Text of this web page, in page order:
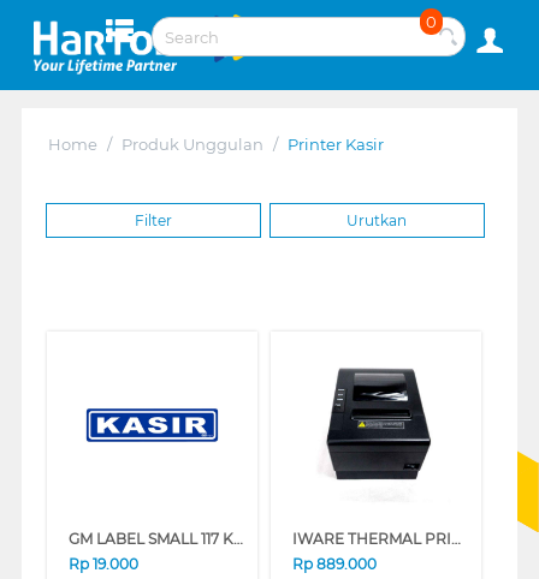
0
Home / Produk Unggulan / Printer Kasir
Filter Urutkan
GM LABEL SMALL 117 KASIR KASIR
Rp 19.000
IWARE THERMAL PRINTER KASIR BLUETOOTH ULTRON ULT-80ATII
Rp 889.000